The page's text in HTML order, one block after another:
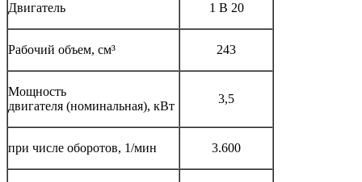
Двигатель 1 B 20
Рабочий объем, см³ 243
Мощность
двигателя (номинальная), кВт
3,5
при числе оборотов, 1/мин 3.600